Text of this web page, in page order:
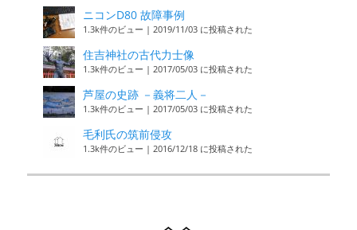
ニコンD80 故障事例
1.3k件のビュー | 2019/11/03 に投稿された
住吉神社の古代力士像
1.3k件のビュー | 2017/05/03 に投稿された
芦屋の史跡 －義将二人－
1.3k件のビュー | 2017/05/03 に投稿された
毛利氏の筑前侵攻
1.3k件のビュー | 2016/12/18 に投稿された